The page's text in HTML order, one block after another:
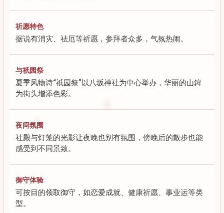
祈愿特色
据说有消灾、祛厄等祈愿，参拜者众多，气氛热闹。
与祇园祭
夏季风物诗“祇园祭”以八坂神社为中心举办，华丽的山鉾
为街头增添色彩。
夜间氛围
社殿与灯笼的光影让夜晚也别有氛围，傍晚后的散步也能
感受到不同景致。
御守体验
可按目的领取御守，如恋爱成就、健康祈愿、事业运等类
型。